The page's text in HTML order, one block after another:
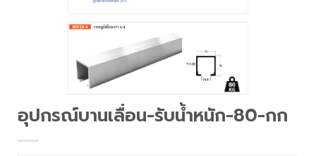
อุปกรณ์บานเลื่อน-รับน้ำหนัก-80-กก